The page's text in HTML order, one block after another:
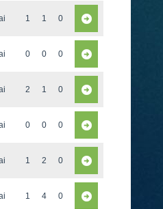
1 1 0
0 0 0
2 1 0
0 0 0
1 2 0
1 4 0